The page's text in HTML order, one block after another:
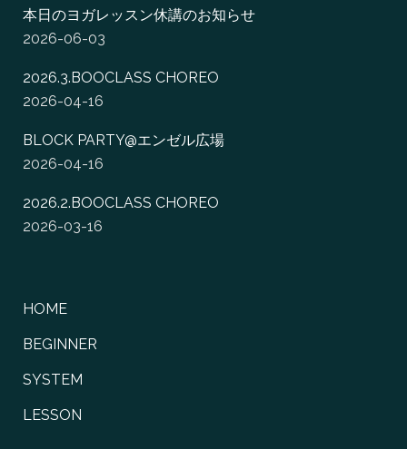
本日のヨガレッスン休講のお知らせ
2026-06-03
2026.3.BOOCLASS CHOREO
2026-04-16
BLOCK PARTY@エンゼル広場
2026-04-16
2026.2.BOOCLASS CHOREO
2026-03-16
HOME
BEGINNER
SYSTEM
LESSON